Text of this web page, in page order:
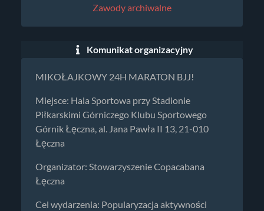
Zawody archiwalne
Komunikat organizacyjny
MIKOŁAJKOWY 24H MARATON BJJ!
Miejsce: Hala Sportowa przy Stadionie
Piłkarskimi Górniczego Klubu Sportowego
Górnik Łęczna, al. Jana Pawła II 13, 21-010
Łęczna
Organizator: Stowarzyszenie Copacabana
Łęczna
Cel wydarzenia: Popularyzacja aktywności